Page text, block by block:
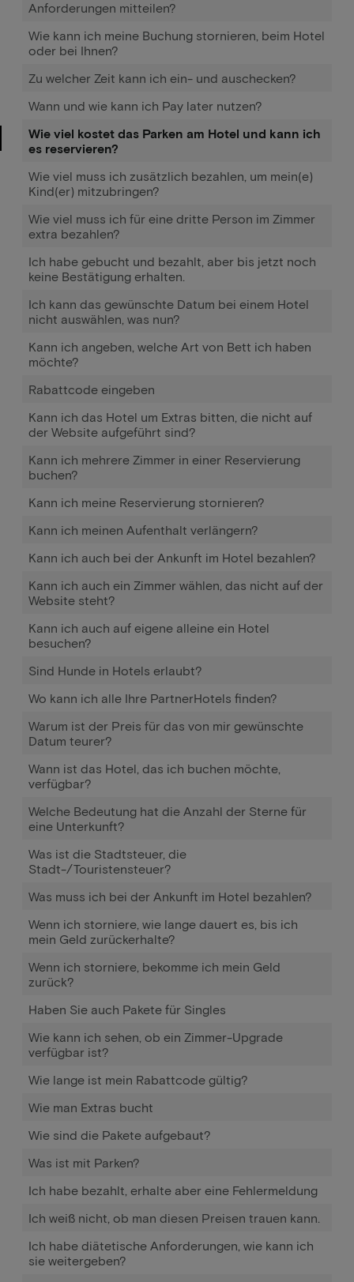
Anforderungen mitteilen?
Wie kann ich meine Buchung stornieren, beim Hotel
oder bei Ihnen?
Zu welcher Zeit kann ich ein- und auschecken?
Wann und wie kann ich Pay later nutzen?
Wie viel kostet das Parken am Hotel und kann ich
es reservieren?
Wie viel muss ich zusätzlich bezahlen, um mein(e)
Kind(er) mitzubringen?
Wie viel muss ich für eine dritte Person im Zimmer
extra bezahlen?
Ich habe gebucht und bezahlt, aber bis jetzt noch
keine Bestätigung erhalten.
Ich kann das gewünschte Datum bei einem Hotel
nicht auswählen, was nun?
Kann ich angeben, welche Art von Bett ich haben
möchte?
Rabattcode eingeben
Kann ich das Hotel um Extras bitten, die nicht auf
der Website aufgeführt sind?
Kann ich mehrere Zimmer in einer Reservierung
buchen?
Kann ich meine Reservierung stornieren?
Kann ich meinen Aufenthalt verlängern?
Kann ich auch bei der Ankunft im Hotel bezahlen?
Kann ich auch ein Zimmer wählen, das nicht auf der
Website steht?
Kann ich auch auf eigene alleine ein Hotel
besuchen?
Sind Hunde in Hotels erlaubt?
Wo kann ich alle Ihre PartnerHotels finden?
Warum ist der Preis für das von mir gewünschte
Datum teurer?
Wann ist das Hotel, das ich buchen möchte,
verfügbar?
Welche Bedeutung hat die Anzahl der Sterne für
eine Unterkunft?
Was ist die Stadtsteuer, die
Stadt-/Touristensteuer?
Was muss ich bei der Ankunft im Hotel bezahlen?
Wenn ich storniere, wie lange dauert es, bis ich
mein Geld zurückerhalte?
Wenn ich storniere, bekomme ich mein Geld
zurück?
Haben Sie auch Pakete für Singles
Wie kann ich sehen, ob ein Zimmer-Upgrade
verfügbar ist?
Wie lange ist mein Rabattcode gültig?
Wie man Extras bucht
Wie sind die Pakete aufgebaut?
Was ist mit Parken?
Ich habe bezahlt, erhalte aber eine Fehlermeldung
Ich weiß nicht, ob man diesen Preisen trauen kann.
Ich habe diätetische Anforderungen, wie kann ich
sie weitergeben?